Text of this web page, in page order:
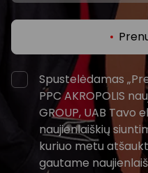
Spustelėdamas
PPC AKROPOLIS
GROUP, UAB Tavo
naujienlaiškių
kuriuo metu
gautame